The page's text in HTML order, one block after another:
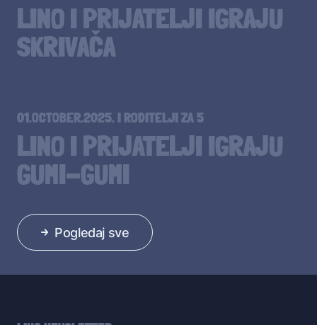
Pogledaj sve
LINO I PRIJATELJI IGRAJU
SKRIVAČA
01.OCTOBER.2025. I RODITELJI ZA 5
LINO I PRIJATELJI IGRAJU
GUMI-GUMI